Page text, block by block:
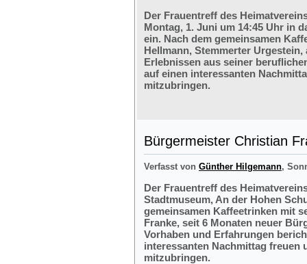
Der Frauentreff des
Montag, 1. Juni um 14:45 Uhr in
ein. Nach dem gemeinsamen
Hellmann, Stemmerter
Erlebnissen aus seiner
auf einen interessanten
mitzubringen.
Bürgermeister Christian
Verfasst von Günther Hilgemann,
Der Frauentreff des
Stadtmuseum, An der Hohen
gemeinsamen Kaffeetrinken mit
Franke, seit 6 Monaten neuer
Vorhaben und Erfahrungen
interessanten Nachmittag freuen
mitzubringen.